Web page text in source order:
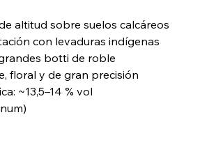
altitud sobre suelos calcáreos
con levaduras indígenas
botti de roble
floral y de gran precisión
~13,5–14 % vol